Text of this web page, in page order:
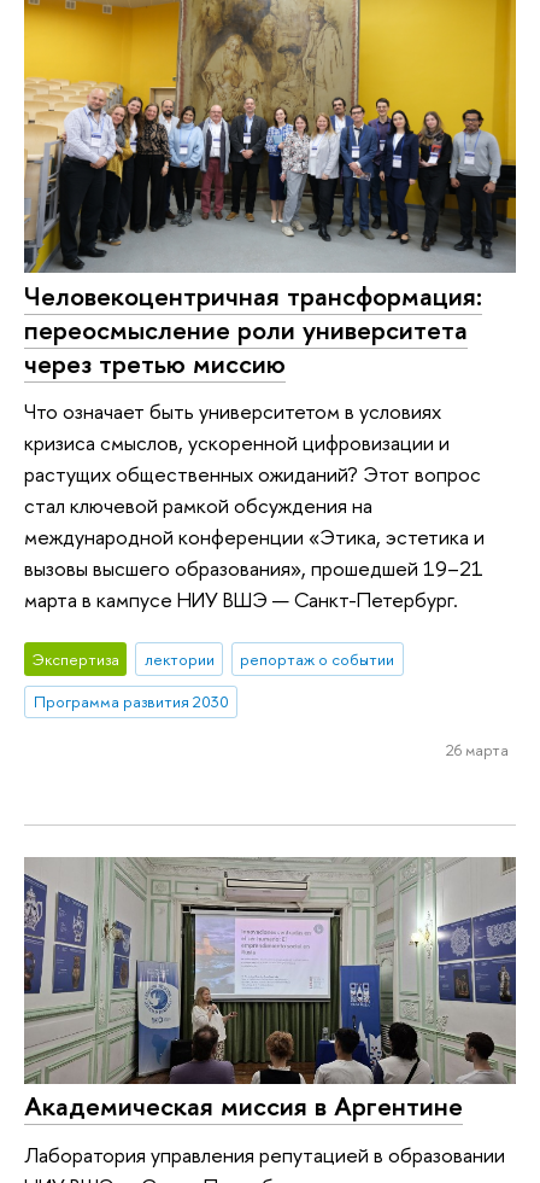
Человекоцентричная трансформация:
переосмысление роли университета
через третью миссию
Что означает быть университетом в условиях
кризиса смыслов, ускоренной цифровизации и
растущих общественных ожиданий? Этот вопрос
стал ключевой рамкой обсуждения на
международной конференции «Этика, эстетика и
вызовы высшего образования», прошедшей 19–21
марта в кампусе НИУ ВШЭ — Санкт-Петербург.
Экспертиза лектории
репортаж о событии
Программа развития 2030
26 марта
Академическая миссия в Аргентине
Лаборатория управления репутацией в образовании